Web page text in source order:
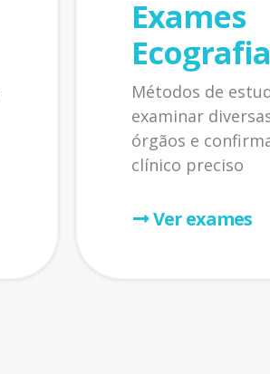
Exames
Métodos de
examinar
órgãos e
clínico preciso
Ver exames